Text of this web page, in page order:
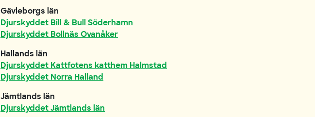
Gävleborgs län
Djurskyddet Bill & Bull Söderhamn
Djurskyddet Bollnäs Ovanåker
Hallands län
Djurskyddet Kattfotens katthem Halmstad
Djurskyddet Norra Halland
Jämtlands län
Djurskyddet Jämtlands län